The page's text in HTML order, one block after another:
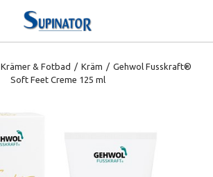
Krämer & Fotbad / Kräm / Gehwol Fusskraft®
Soft Feet Creme 125 ml